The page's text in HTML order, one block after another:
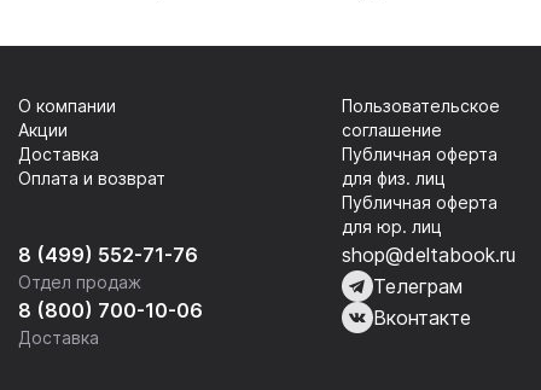
8 (499) 552-71-76
Отдел продаж
8 (800) 700-10-06
Доставка
О компании
Акции
Доставка
Оплата и возврат
Пользовательское
соглашение
Публичная оферта
для физ. лиц
Публичная оферта
для юр. лиц
shop@deltabook.ru
Телеграм
Вконтакте